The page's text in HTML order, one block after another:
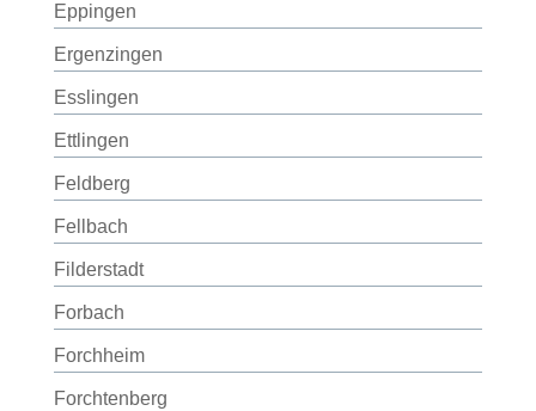
Eppingen
Ergenzingen
Esslingen
Ettlingen
Feldberg
Fellbach
Filderstadt
Forbach
Forchheim
Forchtenberg